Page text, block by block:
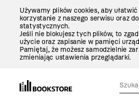
Używamy plików cookies, aby
korzystanie z naszego serwisu oraz
statystycznych.
Jeśli nie blokujesz tych plików, to
użycie oraz zapisanie w pamięci
Pamiętaj, że możesz samodzielnie
zmieniając ustawienia przeglądarki.